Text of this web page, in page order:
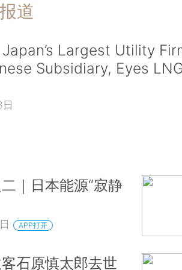
道
Largest Utility
Subsidiary, Eyes
｜日本能源“寂静
APP打开
石原慎太郎去世